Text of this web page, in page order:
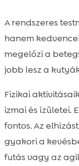
A rendszeres
hanem
megelőzi a
jobb lesz a
Fizikai
izmai és ízületei.
fontos. Az
gyakori a
futás vagy az